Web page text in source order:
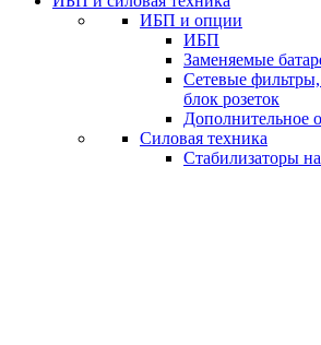
ИБП и опции
ИБП
Заменяемые
Сетевые
блок розеток
Дополнительное
Силовая техника
Стабилизаторы